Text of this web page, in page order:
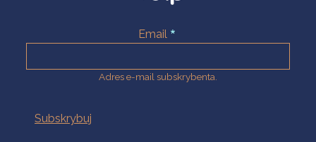
Email
Adres e-mail subskrybenta.